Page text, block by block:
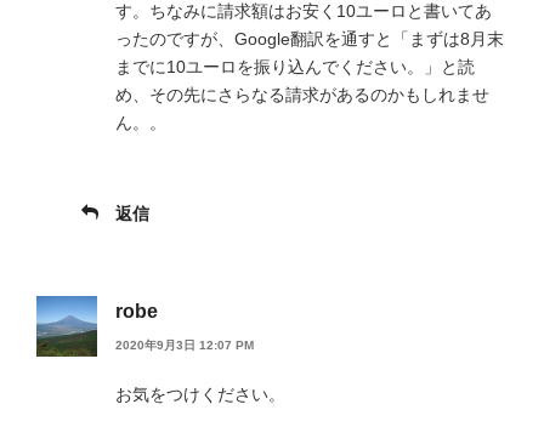
す。ちなみに請求額はお安く10ユーロと書いてあ
ったのですが、Google翻訳を通すと「まずは8月末
までに10ユーロを振り込んでください。」と読
め、その先にさらなる請求があるのかもしれませ
ん。。
返信
robe
2020年9月3日 12:07 PM
お気をつけください。